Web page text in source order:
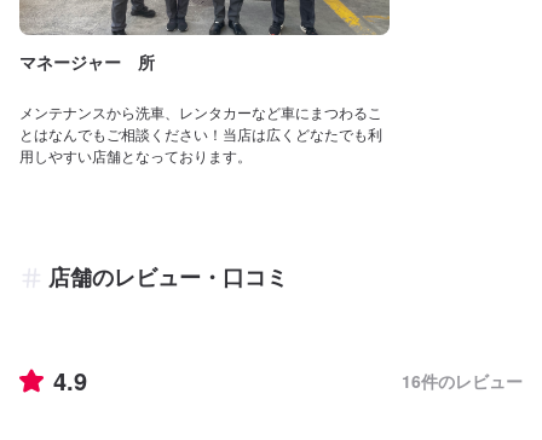
マネージャー 所
メンテナンスから洗車、レンタカーなど車にまつわるこ
とはなんでもご相談ください！当店は広くどなたでも利
用しやすい店舗となっております。
店舗のレビュー・口コミ
4.9 16件のレビュー